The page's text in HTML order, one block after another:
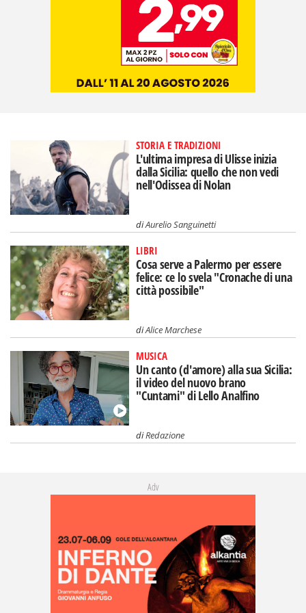
STORIA E TRADIZIONI
L'ultima impresa di Ulisse inizia
dalla Sicilia: quello che non vedi
nell'Odissea di Nolan
diAurelio Sanguinetti
LIBRI
Cosa serve a Palermo per essere
felice: ce lo svela "Cronache di una
città possibile"
diAlice Marchese
MUSICA
Un canto (d'amore) alla sua Sicilia:
il video del nuovo brano
"Cuntami" di Lello Analfino
diRedazione
Adv